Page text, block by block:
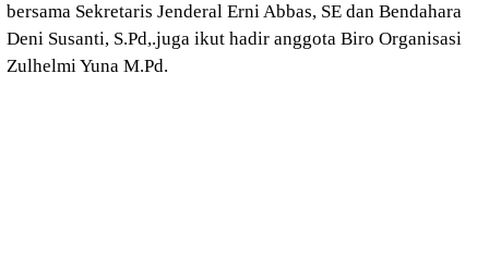
bersama Sekretaris Jenderal Erni Abbas, SE dan Bendahara
Deni Susanti, S.Pd,.juga ikut hadir anggota Biro Organisasi
Zulhelmi Yuna M.Pd.